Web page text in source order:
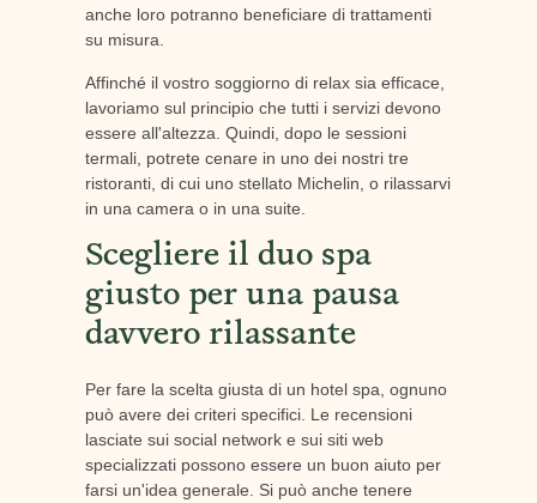
anche loro potranno beneficiare di trattamenti
su misura.
Affinché il vostro soggiorno di relax sia efficace,
lavoriamo sul principio che tutti i servizi devono
essere all'altezza. Quindi, dopo le sessioni
termali, potrete cenare in uno dei nostri tre
ristoranti, di cui uno stellato Michelin, o rilassarvi
in una camera o in una suite.
Scegliere il duo spa
giusto per una pausa
davvero rilassante
Per fare la scelta giusta di un hotel spa, ognuno
può avere dei criteri specifici. Le recensioni
lasciate sui social network e sui siti web
specializzati possono essere un buon aiuto per
farsi un'idea generale. Si può anche tenere